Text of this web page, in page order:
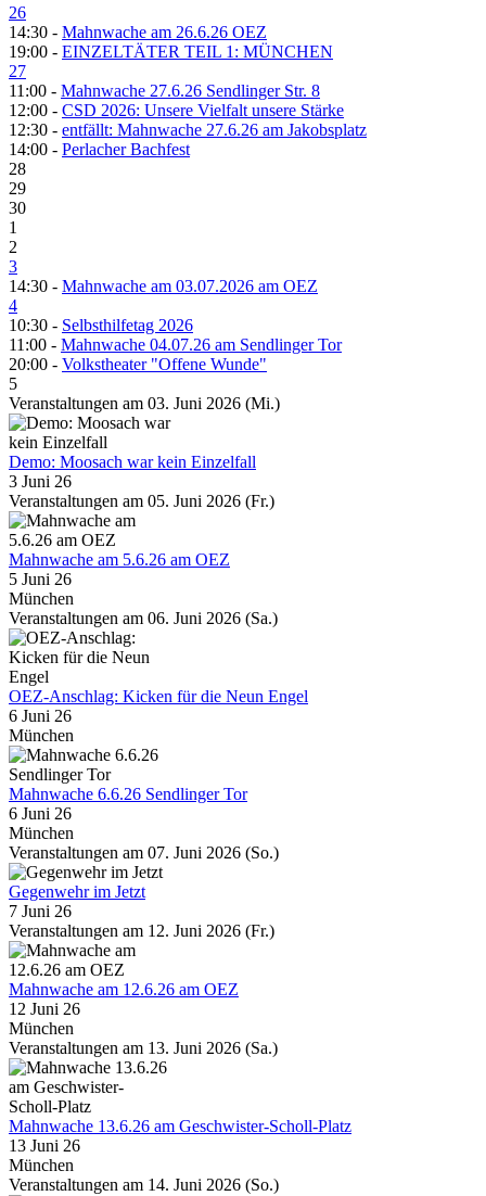
26
14:30 - Mahnwache am 26.6.26 OEZ
19:00 - EINZELTÄTER TEIL 1: MÜNCHEN
27
11:00 - Mahnwache 27.6.26 Sendlinger Str. 8
12:00 - CSD 2026: Unsere Vielfalt unsere Stärke
12:30 - entfällt: Mahnwache 27.6.26 am Jakobsplatz
14:00 - Perlacher Bachfest
28
29
30
1
2
3
14:30 - Mahnwache am 03.07.2026 am OEZ
4
10:30 - Selbsthilfetag 2026
11:00 - Mahnwache 04.07.26 am Sendlinger Tor
20:00 - Volkstheater "Offene Wunde"
5
Veranstaltungen am 03. Juni 2026 (Mi.)
Demo: Moosach war kein Einzelfall
3 Juni 26
Veranstaltungen am 05. Juni 2026 (Fr.)
Mahnwache am 5.6.26 am OEZ
5 Juni 26
München
Veranstaltungen am 06. Juni 2026 (Sa.)
OEZ-Anschlag: Kicken für die Neun Engel
6 Juni 26
München
Mahnwache 6.6.26 Sendlinger Tor
6 Juni 26
München
Veranstaltungen am 07. Juni 2026 (So.)
Gegenwehr im Jetzt
7 Juni 26
Veranstaltungen am 12. Juni 2026 (Fr.)
Mahnwache am 12.6.26 am OEZ
12 Juni 26
München
Veranstaltungen am 13. Juni 2026 (Sa.)
Mahnwache 13.6.26 am Geschwister-Scholl-Platz
13 Juni 26
München
Veranstaltungen am 14. Juni 2026 (So.)